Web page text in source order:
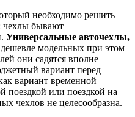
необходимо решить
чехлы бывают
Универсальные авточехлы,
дешевле модельных при этом
они садятся вполне
вариант перед
вариант временной
поездкой или поездкой на
чехлов не целесообразна.